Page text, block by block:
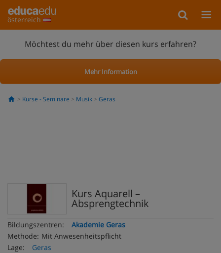
österreich
Möchtest du mehr über diesen kurs erfahren?
Mehr Information
Kurse - Seminare Musik Geras
Kurs Aquarell –
Absprengtechnik
Bildungszentren:
Akademie Geras
Methode: Mit Anwesenheitspflicht
Lage:
Geras